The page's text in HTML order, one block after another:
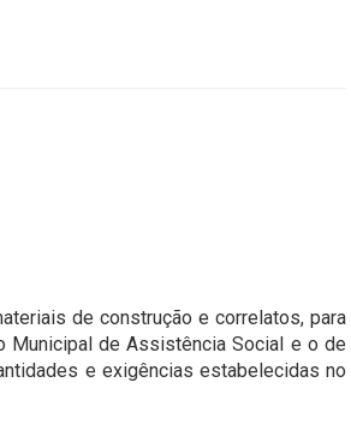
de construção e correlatos, para
Municipal de Assistência Social e o de
e exigências estabelecidas no